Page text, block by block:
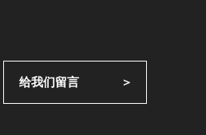
给我们留言             ＞